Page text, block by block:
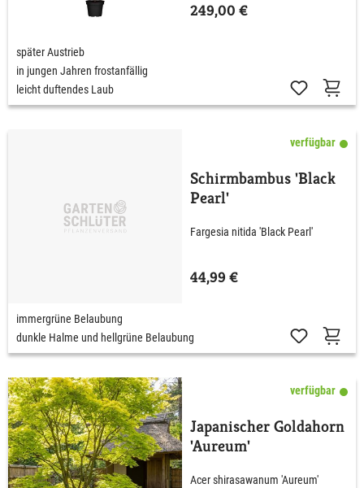
249,00 €
später Austrieb
in jungen Jahren frostanfällig
leicht duftendes Laub
verfügbar
Schirmbambus 'Black
Pearl'
Fargesia nitida 'Black Pearl'
44,99 €
immergrüne Belaubung
dunkle Halme und hellgrüne Belaubung
verfügbar
Japanischer Goldahorn
'Aureum'
Acer shirasawanum 'Aureum'